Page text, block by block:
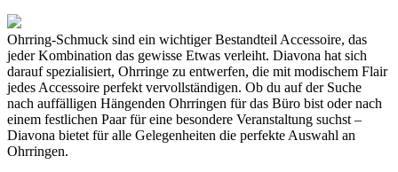
Ohrring-Schmuck sind ein wichtiger Bestandteil Accessoire, das
jeder Kombination das gewisse Etwas verleiht. Diavona hat sich
darauf spezialisiert, Ohrringe zu entwerfen, die mit modischem Flair
jedes Accessoire perfekt vervollständigen. Ob du auf der Suche
nach auffälligen Hängenden Ohrringen für das Büro bist oder nach
einem festlichen Paar für eine besondere Veranstaltung suchst –
Diavona bietet für alle Gelegenheiten die perfekte Auswahl an
Ohrringen.